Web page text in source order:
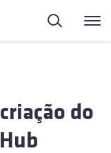
Pesquisa
do